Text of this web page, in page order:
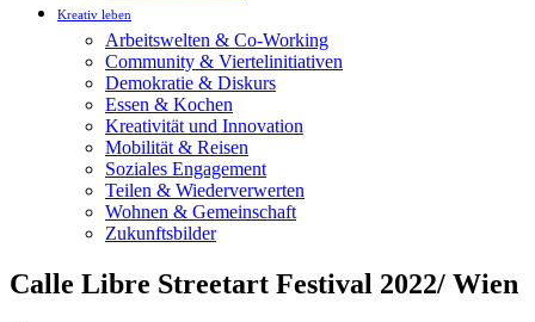
Kreativ leben
Arbeitswelten & Co-Working
Community & Viertelinitiativen
Demokratie & Diskurs
Essen & Kochen
Kreativität und Innovation
Mobilität & Reisen
Soziales Engagement
Teilen & Wiederverwerten
Wohnen & Gemeinschaft
Zukunftsbilder
Calle Libre Streetart Festival 2022/ Wien